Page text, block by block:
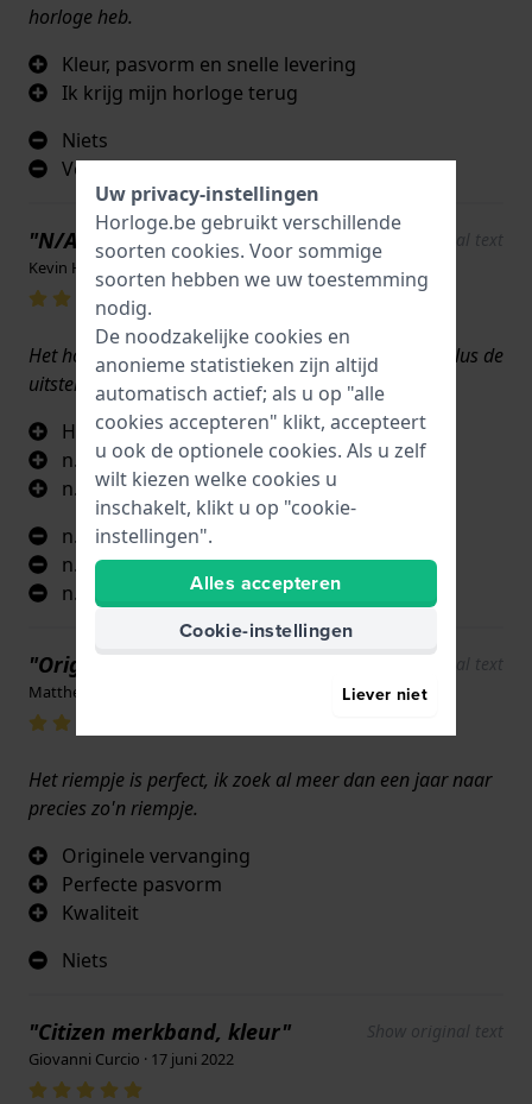
horloge heb.
Kleur, pasvorm en snelle levering
Ik krijg mijn horloge terug
Niets
Verbetert het origineel
"N/A" Show original text
Kevin Hough · 17 juni 2022
Het horlogebandje voldoet aan al mijn behoeften, plus de
uitstekende service van Co.....
Het bandje is een echt Citizen onderdeel.
n.v.t.
n.v.t.
n.v.t.
n.v.t.
n.v.t.
"Origineel horlogebandje" Show original text
Matthew · 17 juni 2022
Het riempje is perfect, ik zoek al meer dan een jaar naar
precies zo'n riempje.
Originele vervanging
Perfecte pasvorm
Kwaliteit
Niets
"Citizen merkband, kleur" Show original text
Giovanni Curcio · 17 juni 2022
Uw privacy-instellingen
Horloge.be gebruikt verschillende
soorten cookies. Voor sommige
soorten hebben we uw toestemming
nodig.
De noodzakelijke cookies en
anonieme statistieken zijn altijd
automatisch actief; als u op "alle
cookies accepteren" klikt, accepteert
u ook de optionele cookies. Als u zelf
wilt kiezen welke cookies u
inschakelt, klikt u op "cookie-
instellingen".
Alles accepteren
Cookie-instellingen
Liever niet